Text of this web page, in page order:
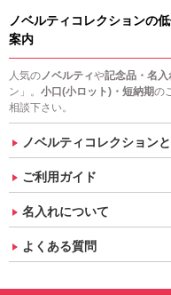
ノベルティコレクションの
案内
人気のノベルティや記念品・名入
ン」。 小口(小ロット)・短納期の
相談下さい。
ノベルティコレクション
ご利用ガイド
名入れについて
よくある質問